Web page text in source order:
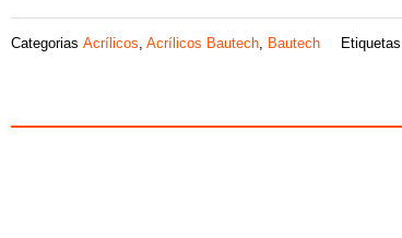
Categorias Acrílicos Acrílicos Bautech Bautech Etiquetas